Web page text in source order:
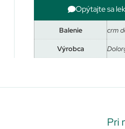
Opýtajte sa
Balenie
crm
Výrobca
Pri